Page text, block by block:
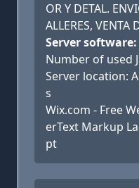
OR Y DETAL.
ALLERES, VENTA
Server
Number of used
Server location:
s
Wix.com - Free
erText Markup
pt